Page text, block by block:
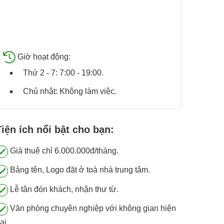
Giờ hoạt động:
Thứ 2 - 7: 7:00 - 19:00.
Chủ nhật: Không làm việc.
ích nổi bật cho bạn:
Giá thuê chỉ 6.000.000đ/tháng.
Bảng tên, Logo đặt ở toà nhà trung tâm.
Lễ tân đón khách, nhận thư từ.
Văn phòng chuyên nghiệp với không gian hiện